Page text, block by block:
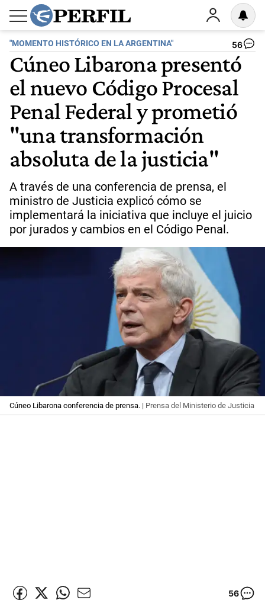
"MOMENTO HISTÓRICO EN LA ARGENTINA" 56
Cúneo Libarona presentó
el nuevo Código Procesal
Penal Federal y prometió
"una transformación
absoluta de la justicia"
A través de una conferencia de prensa, el
ministro de Justicia explicó cómo se
implementará la iniciativa que incluye el juicio
por jurados y cambios en el Código Penal.
Cúneo Libarona conferencia de prensa. | Prensa del Ministerio de Justicia
56